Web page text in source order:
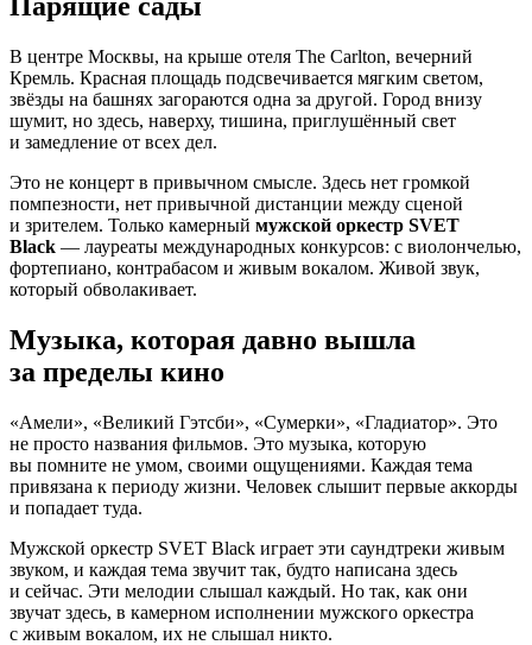
В центре Москвы, на крыше отеля The Carlton, вечерний
Кремль. Красная площадь подсвечивается мягким светом,
звёзды на башнях загораются одна за другой. Город внизу
шумит, но здесь, наверху, тишина, приглушённый свет
и замедление от всех дел.
Это не концерт в привычном смысле. Здесь нет громкой
помпезности, нет привычной дистанции между сценой
и зрителем. Только камерный мужской оркестр SVET
Black — лауреаты международных конкурсов: с виолончелью,
фортепиано, контрабасом и живым вокалом. Живой звук,
который обволакивает.
Музыка, которая давно вышла
за пределы кино
«Амели», «Великий Гэтсби», «Сумерки», «Гладиатор». Это
не просто названия фильмов. Это музыка, которую
вы помните не умом, своими ощущениями. Каждая тема
привязана к периоду жизни. Человек слышит первые аккорды
и попадает туда.
Мужской оркестр SVET Black играет эти саундтреки живым
звуком, и каждая тема звучит так, будто написана здесь
и сейчас. Эти мелодии слышал каждый. Но так, как они
звучат здесь, в камерном исполнении мужского оркестра
с живым вокалом, их не слышал никто.